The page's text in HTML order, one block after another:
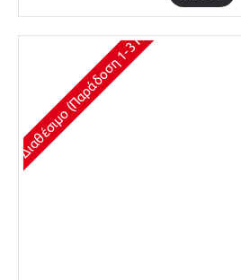
Διαθέσιμο (Παράδοση 1-3 Ημέρες)